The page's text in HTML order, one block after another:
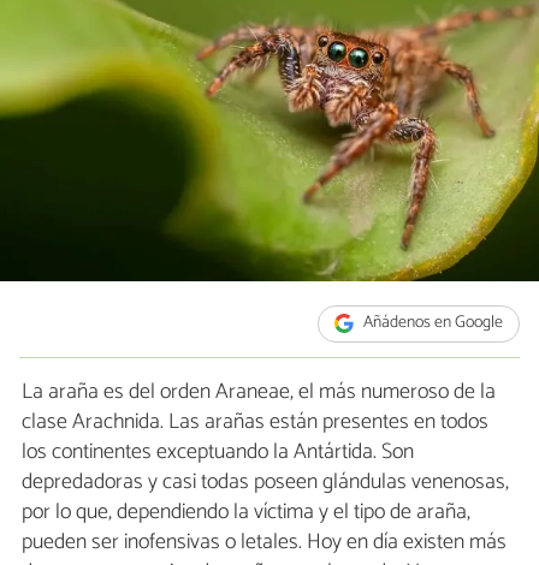
Añádenos en Google
La araña es del orden Araneae, el más numeroso de la
clase Arachnida. Las arañas están presentes en todos
los continentes exceptuando la Antártida. Son
depredadoras y casi todas poseen glándulas venenosas,
por lo que, dependiendo la víctima y el tipo de araña,
pueden ser inofensivas o letales. Hoy en día existen más